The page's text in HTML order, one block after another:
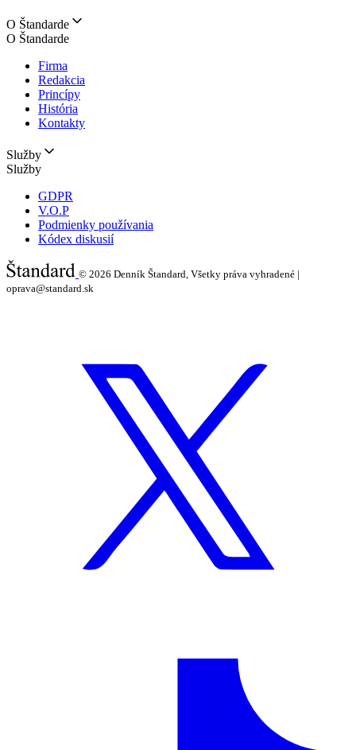
O Štandarde
O Štandarde
Firma
Redakcia
Princípy
História
Kontakty
Služby
Služby
GDPR
V.O.P
Podmienky používania
Kódex diskusií
© 2026 Denník Štandard, Všetky práva vyhradené |
oprava@standard.sk